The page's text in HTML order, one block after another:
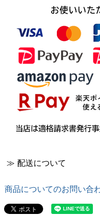
≫ 配送について
商品についてのお問い合